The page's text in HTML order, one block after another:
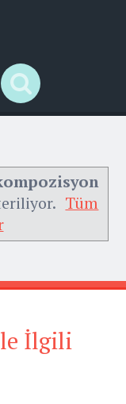
Links
Search
Tüm
İlgili